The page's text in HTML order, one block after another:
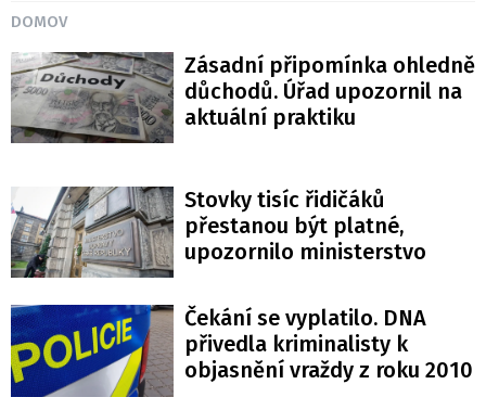
DOMOV
Zásadní připomínka ohledně
důchodů. Úřad upozornil na
aktuální praktiku
Stovky tisíc řidičáků
přestanou být platné,
upozornilo ministerstvo
Čekání se vyplatilo. DNA
přivedla kriminalisty k
objasnění vraždy z roku 2010